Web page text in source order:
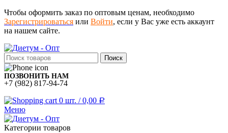
Чтобы оформить заказ по оптовым ценам, необходимо
Зарегистрироваться или Войти, если у Вас уже есть аккаунт
на нашем сайте.
Поиск
ПОЗВОНИТЬ НАМ
+7 (982) 817-94-74
0 шт. / 0,00 Р
Меню
Категории товаров